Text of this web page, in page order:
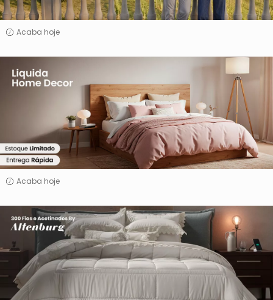
Acaba hoje
Liquida
Home
Acaba hoje
300
Fios
e
Acetinados